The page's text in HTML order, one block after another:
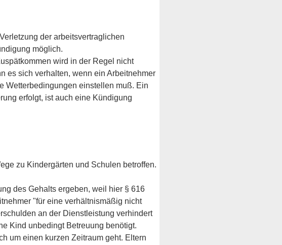
der arbeitsvertraglichen
möglich.
wird in der Regel nicht
es sich verhalten, wenn ein Arbeitnehmer
Wetterbedingungen einstellen muß. Ein
erfolgt, ist auch eine Kündigung
zu Kindergärten und Schulen betroffen.
des Gehalts ergeben, weil hier § 616
"für eine verhältnismäßig nicht
an der Dienstleistung verhindert
Kind unbedingt Betreuung benötigt.
um einen kurzen Zeitraum geht. Eltern